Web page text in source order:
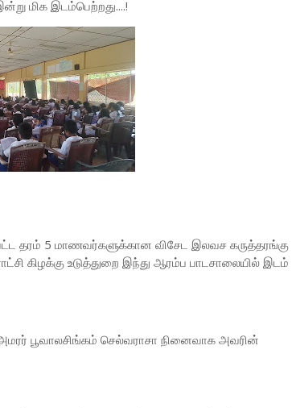
மிக இடம்பெற்றது....!
தரம் 5 மாணவர்களுக்கான விசேட இலவச கருத்தரங்கு
கிழக்கு உடுத்துறை இந்து ஆரம்ப பாடசாலையில் இடம்
பூவாலசிங்கம் செல்வராசா நினைவாக அவரின்